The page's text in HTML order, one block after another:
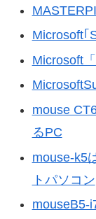
Microsoft｢
Microsoft
mouse
るPC
mouse-k5
トパソコン
mouseB5-